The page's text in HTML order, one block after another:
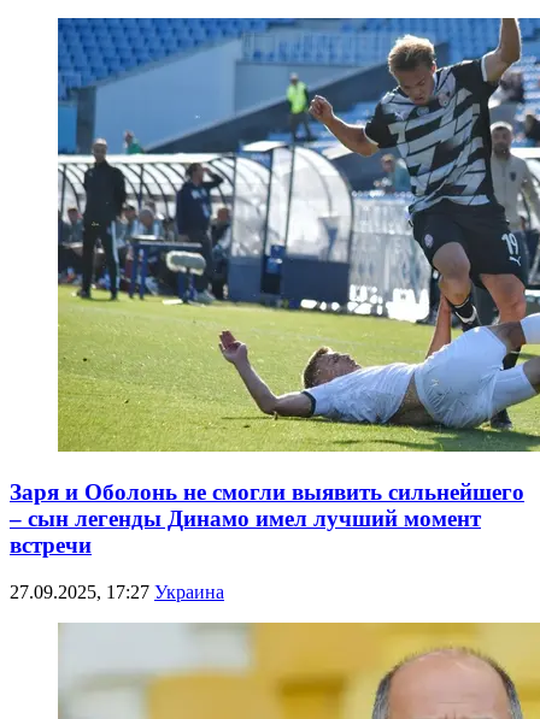
Заря и Оболонь не смогли выявить сильнейшего
– сын легенды Динамо имел лучший момент
встречи
27.09.2025, 17:27 Украина